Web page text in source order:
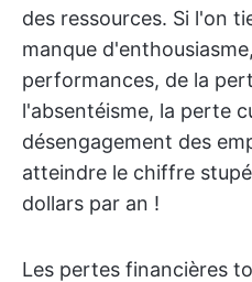
des ressources. Si l'on
manque
performances, de la
l'absentéisme, la perte
désengagement des
atteindre le chiffre
dollars par an !
Les pertes financières